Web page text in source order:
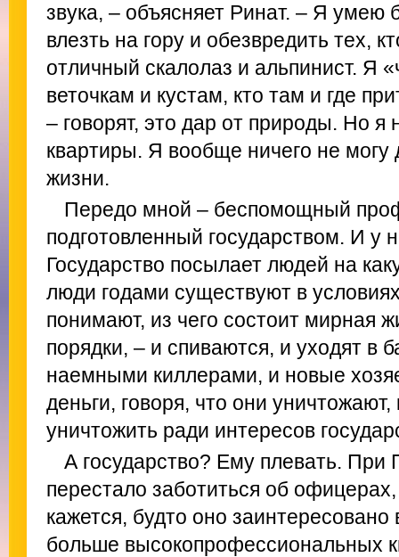
звука, – объясняет Ринат. – Я
влезть на гору и обезвредить тех,
отличный скалолаз и альпинист. Я
веточкам и кустам, кто там и где
– говорят, это дар от природы. Но я
квартиры. Я вообще ничего не могу
жизни.
Передо мной – беспомощный
подготовленный государством. И у
Государство посылает людей на
люди годами существуют в
понимают, из чего состоит мирная
порядки, – и спиваются, и уходят в
наемными киллерами, и новые
деньги, говоря, что они уничтожают,
уничтожить ради интересов
А государство? Ему плевать. При
перестало заботиться об
кажется, будто оно
больше высокопрофессиональных